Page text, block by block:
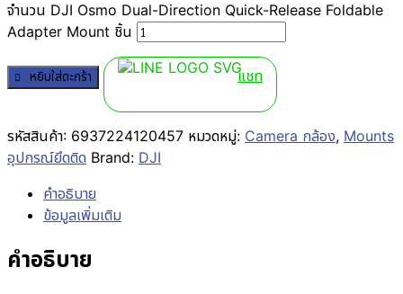
จำนวน DJI Osmo Dual-Direction Quick-Release Foldable
Adapter Mount ชิ้น
หยิบใส่ตะกร้า แชท
รหัสสินค้า: 6937224120457 หมวดหมู่: Camera กล้อง, Mounts
อุปกรณ์ยึดติด Brand: DJI
คำอธิบาย
ข้อมูลเพิ่มเติม
คำอธิบาย